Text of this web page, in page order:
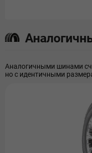
Аналогичными шинами
но с идентичными